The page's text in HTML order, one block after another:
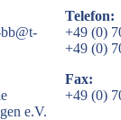
e.V.
Telefon:
+49 (0)
+49 (0)
Fax:
+49 (0)